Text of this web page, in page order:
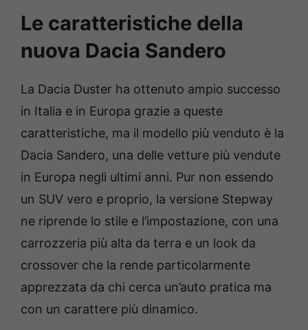
Le caratteristiche della
nuova Dacia Sandero
La Dacia Duster ha ottenuto ampio successo
in Italia e in Europa grazie a queste
caratteristiche, ma il modello più venduto è la
Dacia Sandero, una delle vetture più vendute
in Europa negli ultimi anni. Pur non essendo
un SUV vero e proprio, la versione Stepway
ne riprende lo stile e l’impostazione, con una
carrozzeria più alta da terra e un look da
crossover che la rende particolarmente
apprezzata da chi cerca un’auto pratica ma
con un carattere più dinamico.